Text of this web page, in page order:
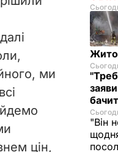
ми
цін,
"Він